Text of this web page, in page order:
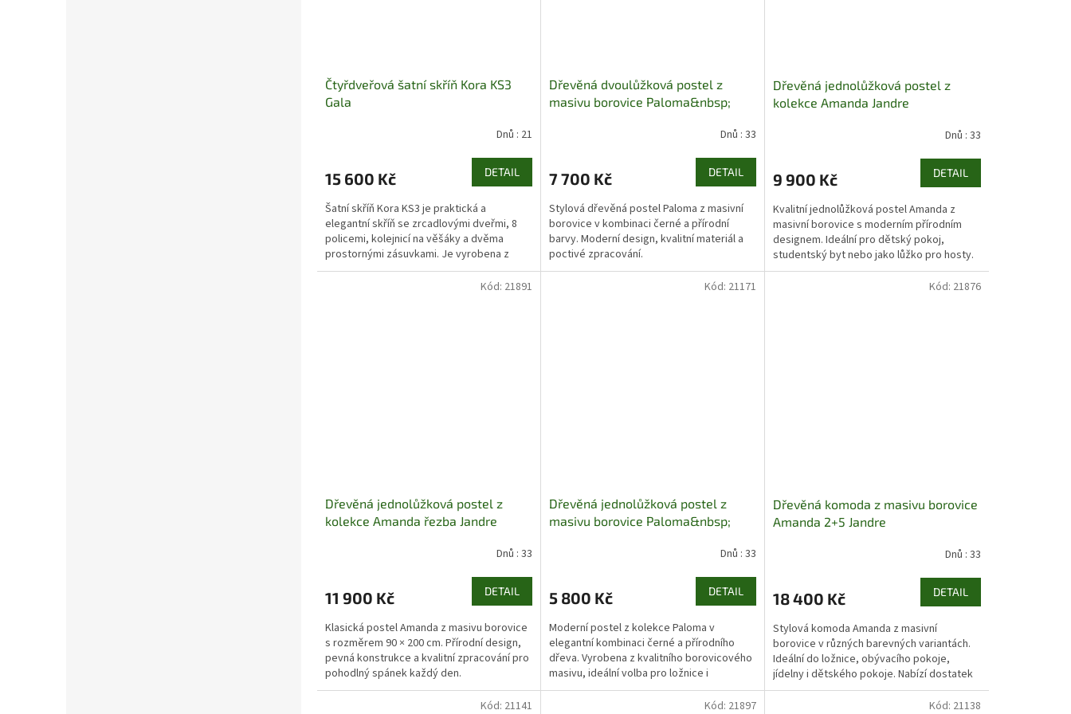
Čtyřdveřová šatní skříň Kora KS3
Gala
Dnů : 21
15 600 Kč DETAIL
Šatní skříň Kora KS3 je praktická a
elegantní skříň se zrcadlovými dveřmi, 8
policemi, kolejnicí na věšáky a dvěma
prostornými zásuvkami. Je vyrobena z
odolné laminované desky a...
Dřevěná dvoulůžková postel z
masivu borovice Paloma&nbsp;
Dnů : 33
7 700 Kč DETAIL
Stylová dřevěná postel Paloma z masivní
borovice v kombinaci černé a přírodní
barvy. Moderní design, kvalitní materiál a
poctivé zpracování.
Dřevěná jednolůžková postel z
kolekce Amanda Jandre
Dnů : 33
9 900 Kč DETAIL
Kvalitní jednolůžková postel Amanda z
masivní borovice s moderním přírodním
designem. Ideální pro dětský pokoj,
studentský byt nebo jako lůžko pro hosty.
Dřevěná jednolůžková postel z
kolekce Amanda řezba Jandre
Dnů : 33
11 900 Kč DETAIL
Klasická postel Amanda z masivu borovice
s rozměrem 90 × 200 cm. Přírodní design,
pevná konstrukce a kvalitní zpracování pro
pohodlný spánek každý den.
Kód: 21891
Dřevěná jednolůžková postel z
masivu borovice Paloma&nbsp;
Dnů : 33
5 800 Kč DETAIL
Moderní postel z kolekce Paloma v
elegantní kombinaci černé a přírodního
dřeva. Vyrobena z kvalitního borovicového
masivu, ideální volba pro ložnice i
studentské pokoje.
Kód: 21171
Dřevěná komoda z masivu borovice
Amanda 2+5 Jandre
Dnů : 33
18 400 Kč DETAIL
Stylová komoda Amanda z masivní
borovice v různých barevných variantách.
Ideální do ložnice, obývacího pokoje,
jídelny i dětského pokoje. Nabízí dostatek
úložného prostoru a...
Kód: 21876
Kód: 21141 Kód: 21897 Kód: 21138